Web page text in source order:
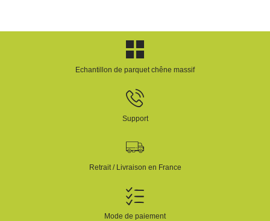
Echantillon de parquet chêne massif
Support
Retrait / Livraison en France
Mode de paiement